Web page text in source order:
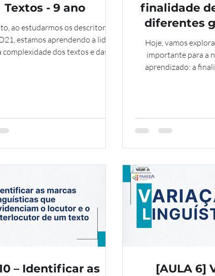
Textos - 9 ano
ao estudarmos os descritores
estamos aprendendo a lidar
complexidade dos textos e das
finalidade
diferentes
Hoje, vamos
importante para a
aprendizado: a
– Identificar as
[AULA 6]